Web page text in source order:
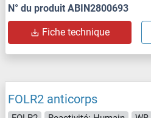
N° du produit ABIN2800693
Fiche technique
FOLR2 anticorps